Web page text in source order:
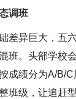
调班
差异巨大，五
班。头部学校
成绩分为A/B/
班级，让追赶